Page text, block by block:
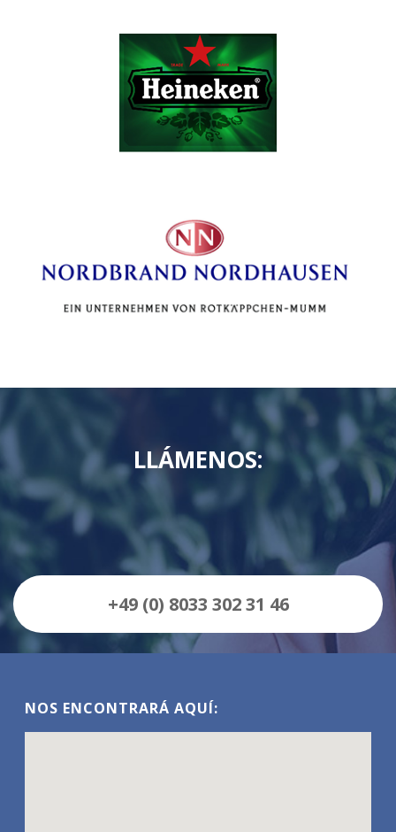
LLÁMENOS:
+49 (0) 8033 302 31 46
NOS ENCONTRARÁ AQUÍ: